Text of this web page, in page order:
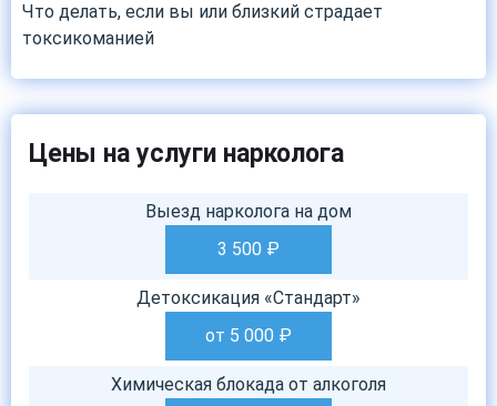
Что делать, если вы или близкий страдает
токсикоманией
Цены на услуги нарколога
Выезд нарколога на дом
3 500 ₽
Детоксикация «Стандарт»
от 5 000 ₽
Химическая блокада от алкоголя